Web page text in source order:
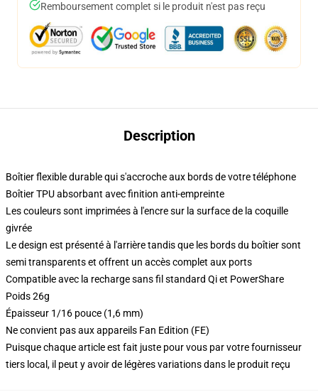
Remboursement complet si le produit n'est pas reçu
Description
Boîtier flexible durable qui s'accroche aux bords de votre téléphone
Boîtier TPU absorbant avec finition anti-empreinte
Les couleurs sont imprimées à l'encre sur la surface de la coquille
givrée
Le design est présenté à l'arrière tandis que les bords du boîtier sont
semi transparents et offrent un accès complet aux ports
Compatible avec la recharge sans fil standard Qi et PowerShare
Poids 26g
Épaisseur 1/16 pouce (1,6 mm)
Ne convient pas aux appareils Fan Edition (FE)
Puisque chaque article est fait juste pour vous par votre fournisseur
tiers local, il peut y avoir de légères variations dans le produit reçu